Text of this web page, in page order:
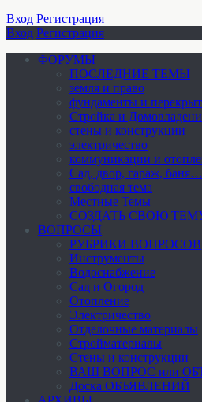
Вход Регистрация
Вход Регистрация
ФОРУМЫ
ПОСЛЕДНИЕ ТЕМЫ
земля и право
фундаменты и
Стройка и
стены и конструкции
электричество
коммуникации и
Cад, двор, гараж, баня…
свободная тема
Местные Темы
СОЗДАТЬ СВОЮ
ВОПРОСЫ
РУБРИКИ ВОПРОСОВ
Инструменты
Водоснабжение
Сад и Огород
Отопление
Электричество
Отделочные материалы
Стройматериалы
Стены и конструкции
ВАШ ВОПРОС или
Доска ОБЪЯВЛЕНИЙ